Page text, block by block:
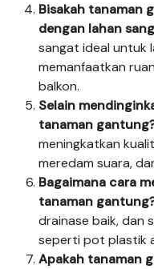
Bisakah tanaman
dengan lahan
sangat ideal untuk
memanfaatkan
balkon.
Selain
tanaman
meningkatkan
meredam suara,
Bagaimana cara
tanaman
drainase baik, dan
seperti pot plastik
Apakah tanaman